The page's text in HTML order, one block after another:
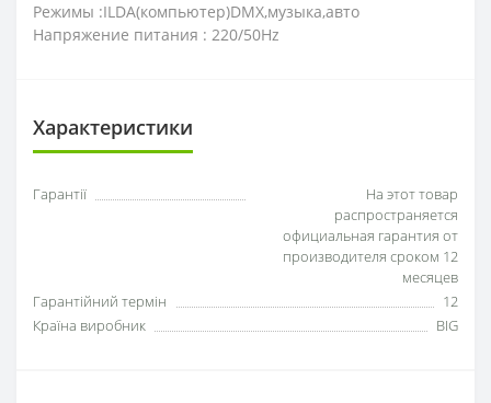
Режимы :ILDA(компьютер)DMX,музыка,авто
Напряжение питания : 220/50Hz
Характеристики
Гарантії
На этот товар
распространяется
официальная гарантия от
производителя сроком 12
месяцев
Гарантійний термін
12
Країна виробник
BIG